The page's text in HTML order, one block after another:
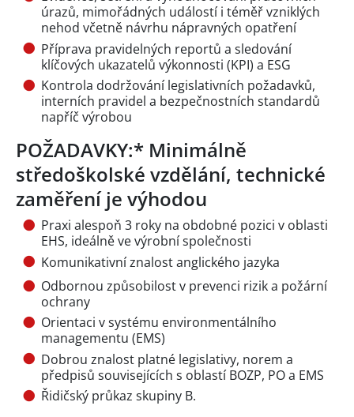
úrazů, mimořádných událostí i téměř vzniklých
nehod včetně návrhu nápravných opatření
Příprava pravidelných reportů a sledování
klíčových ukazatelů výkonnosti (KPI) a ESG
Kontrola dodržování legislativních požadavků,
interních pravidel a bezpečnostních standardů
napříč výrobou
POŽADAVKY:* Minimálně
středoškolské vzdělání, technické
zaměření je výhodou
Praxi alespoň 3 roky na obdobné pozici v oblasti
EHS, ideálně ve výrobní společnosti
Komunikativní znalost anglického jazyka
Odbornou způsobilost v prevenci rizik a požární
ochrany
Orientaci v systému environmentálního
managementu (EMS)
Dobrou znalost platné legislativy, norem a
předpisů souvisejících s oblastí BOZP, PO a EMS
Řidičský průkaz skupiny B.